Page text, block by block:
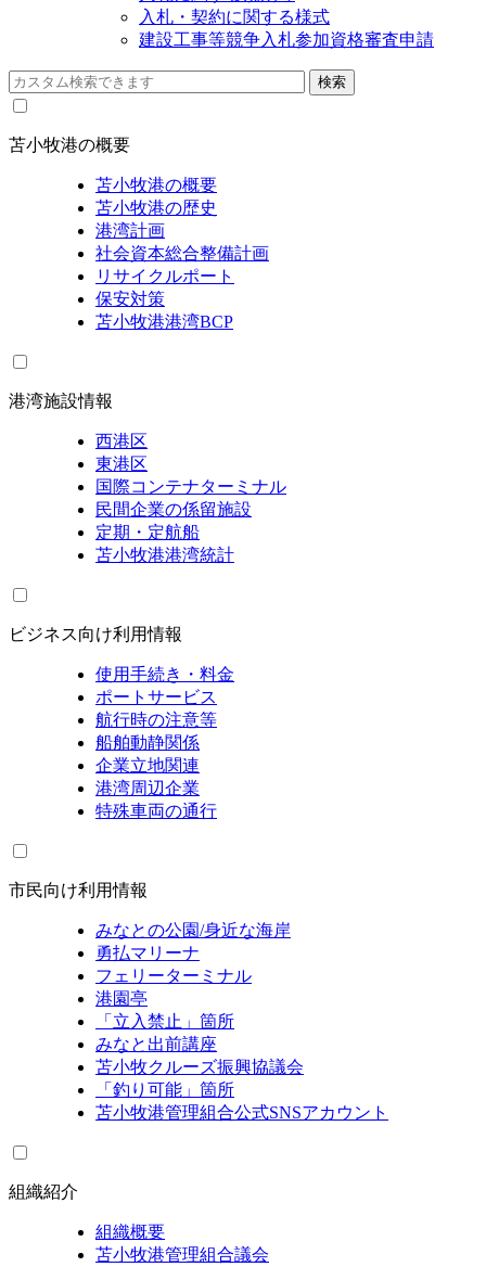
入札・契約に関する様式
建設工事等競争入札参加資格審査申請
苫小牧港の概要
苫小牧港の概要
苫小牧港の歴史
港湾計画
社会資本総合整備計画
リサイクルポート
保安対策
苫小牧港港湾BCP
港湾施設情報
西港区
東港区
国際コンテナターミナル
民間企業の係留施設
定期・定航船
苫小牧港港湾統計
ビジネス向け利用情報
使用手続き・料金
ポートサービス
航行時の注意等
船舶動静関係
企業立地関連
港湾周辺企業
特殊車両の通行
市民向け利用情報
みなとの公園/身近な海岸
勇払マリーナ
フェリーターミナル
港園亭
「立入禁止」箇所
みなと出前講座
苫小牧クルーズ振興協議会
「釣り可能」箇所
苫小牧港管理組合公式SNSアカウント
組織紹介
組織概要
苫小牧港管理組合議会